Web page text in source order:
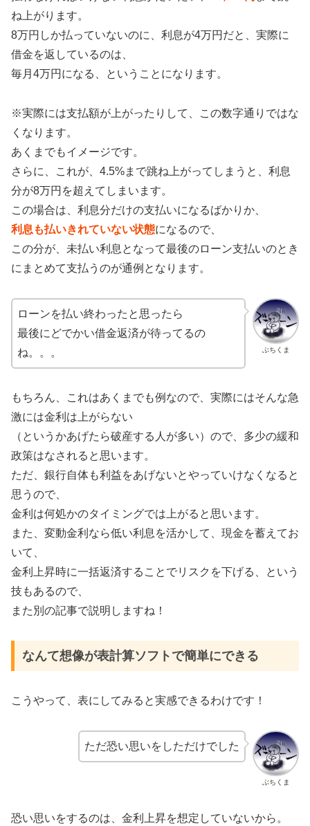
ね上がります。
8万円しか払っていないのに、利息が4万円だと、実際に
借金を返しているのは、
毎月4万円になる、ということになります。
※実際には支払額が上がったりして、この数字通りではな
くなります。
あくまでもイメージです。
さらに、これが、4.5%まで跳ね上がってしまうと、利息
分が8万円を超えてしまいます。
この場合は、利息分だけの支払いになるばかりか、
利息も払いきれていない状態になるので、
この分が、未払い利息となって最後のローン支払いのとき
にまとめて支払うのが通例となります。
ぶちくま
ローンを払い終わったと思ったら
最後にどでかい借金返済が待ってるの
ね。。。
もちろん、これはあくまでも例なので、実際にはそんな急
激には金利は上がらない
（というかあげたら破産する人が多い）ので、多少の緩和
政策はなされると思います。
ただ、銀行自体も利益をあげないとやっていけなくなると
思うので、
金利は何処かのタイミングでは上がると思います。
また、変動金利なら低い利息を活かして、現金を蓄えてお
いて、
金利上昇時に一括返済することでリスクを下げる、という
技もあるので、
また別の記事で説明しますね！
なんて想像が表計算ソフトで簡単にできる
こうやって、表にしてみると実感できるわけです！
ぶちくま
ただ恐い思いをしただけでした
恐い思いをするのは、金利上昇を想定していないから。